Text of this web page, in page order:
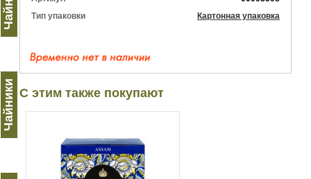
Чайники
Тип упаковки
Картонная упаковка
С этим также покупают